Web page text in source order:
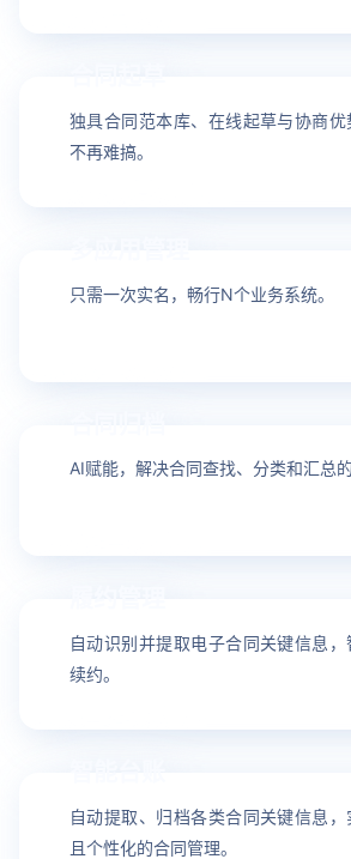
13
独具合同范本库、在线起草与协商
不再难搞。
14
只需一次实名，畅行N个业务系统。
15
AI赋能，解决合同查找、分类和汇总的
16
自动识别并提取电子合同关键信息
续约。
17
自动提取、归档各类合同关键信息
且个性化的合同管理。